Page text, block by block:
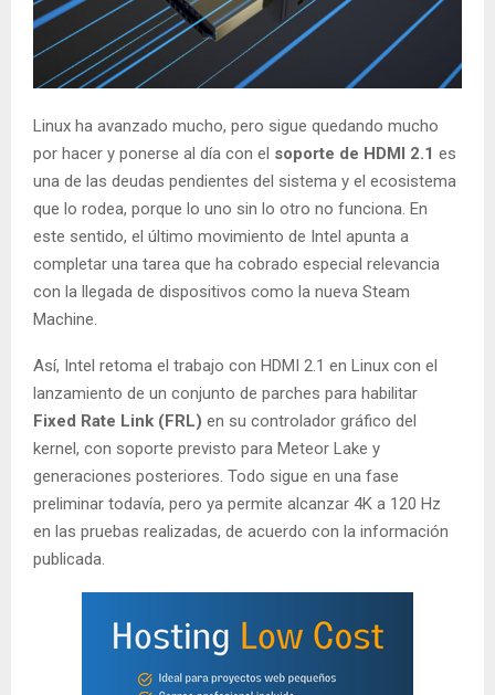
Linux ha avanzado mucho, pero sigue quedando mucho
por hacer y ponerse al día con el soporte de HDMI 2.1 es
una de las deudas pendientes del sistema y el ecosistema
que lo rodea, porque lo uno sin lo otro no funciona. En
este sentido, el último movimiento de Intel apunta a
completar una tarea que ha cobrado especial relevancia
con la llegada de dispositivos como la nueva Steam
Machine.
Así, Intel retoma el trabajo con HDMI 2.1 en Linux con el
lanzamiento de un conjunto de parches para habilitar
Fixed Rate Link (FRL) en su controlador gráfico del
kernel, con soporte previsto para Meteor Lake y
generaciones posteriores. Todo sigue en una fase
preliminar todavía, pero ya permite alcanzar 4K a 120 Hz
en las pruebas realizadas, de acuerdo con la información
publicada.